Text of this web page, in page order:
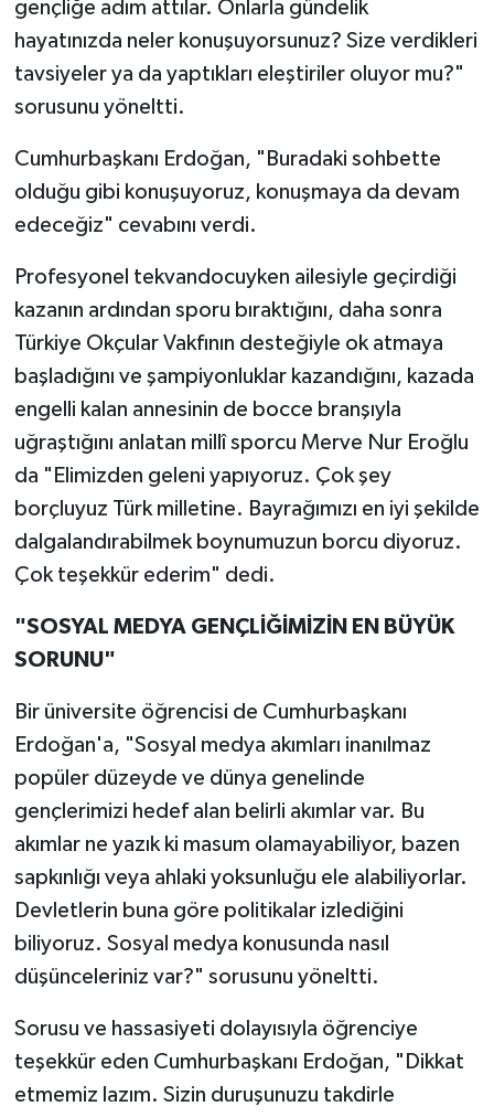
gençliğe adım attılar. Onlarla gündelik
hayatınızda neler konuşuyorsunuz? Size verdikleri
tavsiyeler ya da yaptıkları eleştiriler oluyor mu?"
sorusunu yöneltti.
Cumhurbaşkanı Erdoğan, "Buradaki sohbette
olduğu gibi konuşuyoruz, konuşmaya da devam
edeceğiz" cevabını verdi.
Profesyonel tekvandocuyken ailesiyle geçirdiği
kazanın ardından sporu bıraktığını, daha sonra
Türkiye Okçular Vakfının desteğiyle ok atmaya
başladığını ve şampiyonluklar kazandığını, kazada
engelli kalan annesinin de bocce branşıyla
uğraştığını anlatan millî sporcu Merve Nur Eroğlu
da "Elimizden geleni yapıyoruz. Çok şey
borçluyuz Türk milletine. Bayrağımızı en iyi şekilde
dalgalandırabilmek boynumuzun borcu diyoruz.
Çok teşekkür ederim" dedi.
"SOSYAL MEDYA GENÇLİĞİMİZİN EN BÜYÜK
SORUNU"
Bir üniversite öğrencisi de Cumhurbaşkanı
Erdoğan'a, "Sosyal medya akımları inanılmaz
popüler düzeyde ve dünya genelinde
gençlerimizi hedef alan belirli akımlar var. Bu
akımlar ne yazık ki masum olamayabiliyor, bazen
sapkınlığı veya ahlaki yoksunluğu ele alabiliyorlar.
Devletlerin buna göre politikalar izlediğini
biliyoruz. Sosyal medya konusunda nasıl
düşünceleriniz var?" sorusunu yöneltti.
Sorusu ve hassasiyeti dolayısıyla öğrenciye
teşekkür eden Cumhurbaşkanı Erdoğan, "Dikkat
etmemiz lazım. Sizin duruşunuzu takdirle